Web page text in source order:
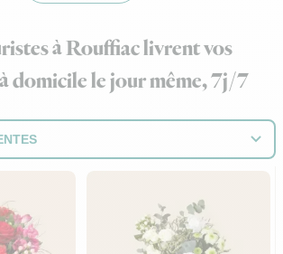
à Rouffiac livrent vos
domicile le jour même, 7j/7